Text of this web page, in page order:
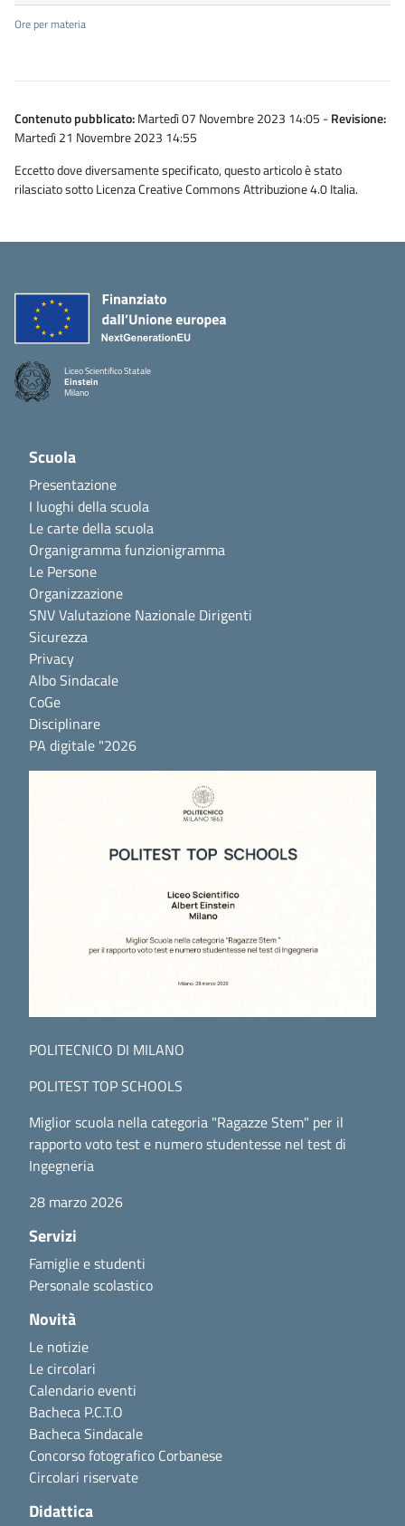
Ore per materia
Contenuto pubblicato:Martedì 07 Novembre 2023 14:05 -Revisione:
Martedì 21 Novembre 2023 14:55
Eccetto dove diversamente specificato, questo articolo è stato
rilasciato sotto Licenza Creative Commons Attribuzione 4.0 Italia.
Liceo Scientifico Statale
Einstein
Milano
Scuola
Presentazione
I luoghi della scuola
Le carte della scuola
Organigramma funzionigramma
Le Persone
Organizzazione
SNV Valutazione Nazionale Dirigenti
Sicurezza
Privacy
Albo Sindacale
CoGe
Disciplinare
PA digitale "2026
POLITECNICO DI MILANO
POLITEST TOP SCHOOLS
Miglior scuola nella categoria "Ragazze Stem" per il
rapporto voto test e numero studentesse nel test di
Ingegneria
28 marzo 2026
Servizi
Famiglie e studenti
Personale scolastico
Novità
Le notizie
Le circolari
Calendario eventi
Bacheca P.C.T.O
Bacheca Sindacale
Concorso fotografico Corbanese
Circolari riservate
Didattica